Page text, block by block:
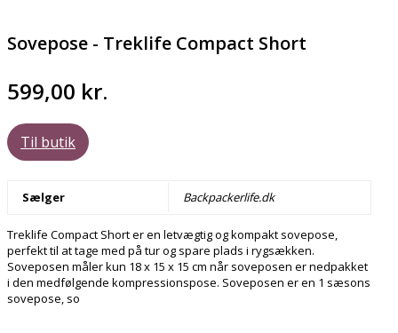
Sovepose - Treklife Compact Short
599,00 kr.
Til butik
Sælger Backpackerlife.dk
Treklife Compact Short er en letvægtig og kompakt sovepose,
perfekt til at tage med på tur og spare plads i rygsækken.
Soveposen måler kun 18 x 15 x 15 cm når soveposen er nedpakket
i den medfølgende kompressionspose. Soveposen er en 1 sæsons
sovepose, so